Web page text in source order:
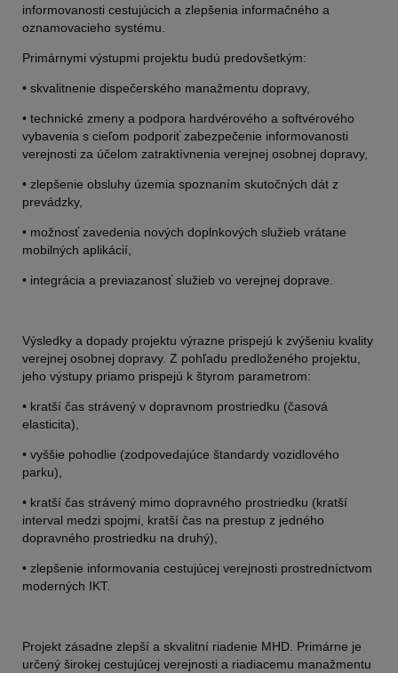
informovanosti cestujúcich a zlepšenia informačného a
oznamovacieho systému.
Primárnymi výstupmi projektu budú predovšetkým:
• skvalitnenie dispečerského manažmentu dopravy,
• technické zmeny a podpora hardvérového a softvérového
vybavenia s cieľom podporiť zabezpečenie informovanosti
verejnosti za účelom zatraktívnenia verejnej osobnej dopravy,
• zlepšenie obsluhy územia spoznaním skutočných dát z
prevádzky,
• možnosť zavedenia nových doplnkových služieb vrátane
mobilných aplikácií,
• integrácia a previazanosť služieb vo verejnej doprave.
Výsledky a dopady projektu výrazne prispejú k zvýšeniu kvality
verejnej osobnej dopravy. Z pohľadu predloženého projektu,
jeho výstupy priamo prispejú k štyrom parametrom:
• kratší čas strávený v dopravnom prostriedku (časová
elasticita),
• vyššie pohodlie (zodpovedajúce štandardy vozidlového
parku),
• kratší čas strávený mimo dopravného prostriedku (kratší
interval medzi spojmi, kratší čas na prestup z jedného
dopravného prostriedku na druhý),
• zlepšenie informovania cestujúcej verejnosti prostredníctvom
moderných IKT.
Projekt zásadne zlepší a skvalitní riadenie MHD. Primárne je
určený širokej cestujúcej verejnosti a riadiacemu manažmentu